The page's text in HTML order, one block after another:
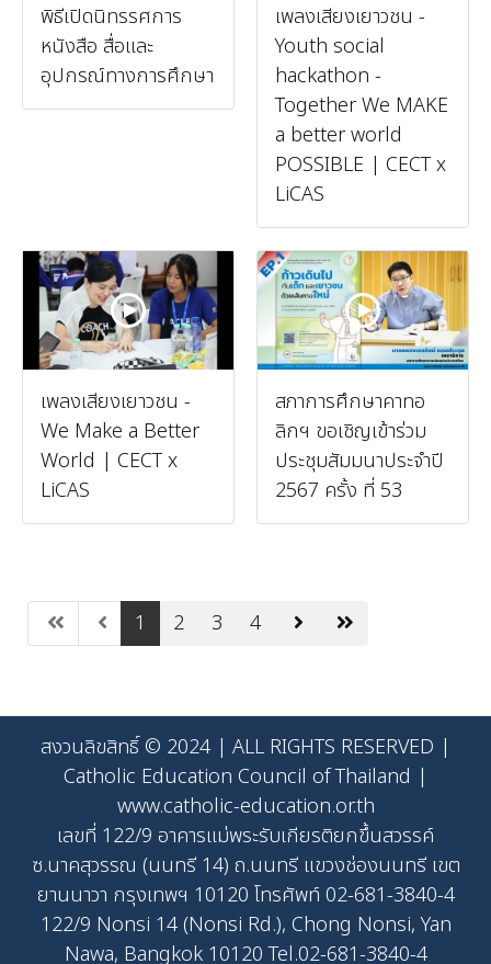
พิธีเปิดนิทรรศการ
หนังสือ สื่อและ
อุปกรณ์ทางการศึกษา
เพลงเสียงเยาวชน -
Youth social
hackathon -
Together We MAKE
a better world
POSSIBLE | CECT x
LiCAS
เพลงเสียงเยาวชน -
We Make a Better
World | CECT x
LiCAS
สภาการศึกษาคาทอ
ลิกฯ ขอเชิญเข้าร่วม
ประชุมสัมมนาประจำปี
2567 ครั้ง ที่ 53
1 2 3 4
สงวนลิขสิทธิ์ © 2024 | ALL RIGHTS RESERVED |
Catholic Education Council of Thailand |
www.catholic-education.or.th
เลขที่ 122/9 อาคารแม่พระรับเกียรติยกขึ้นสวรรค์
ซ.นาคสุวรรณ (นนทรี 14) ถ.นนทรี แขวงช่องนนทรี เขต
ยานนาวา กรุงเทพฯ 10120 โทรศัพท์ 02-681-3840-4
122/9 Nonsi 14 (Nonsi Rd.), Chong Nonsi, Yan
Nawa, Bangkok 10120 Tel.02-681-3840-4